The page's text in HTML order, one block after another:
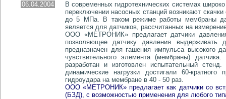
06.04.2004
В современных гидротехнических системах
переключении насосных станций возникают
до 5 МПа. В таком режиме работы мембраны
является для датчиков, рассчитанных на
ООО «МЕТРОНИК» предлагает датчики
позволяющее датчику давления
предназначен для гашения импульса высокого
чувствительного элемента (мембраны)
разработан и изготовлен испытательный
динамические нагрузки достигали 60-
гидроудара на мембране в 40 - 50 раз.
ООО «МЕТРОНИК» предлагает как датчики со
(БЗД), с возможностью применения для любого